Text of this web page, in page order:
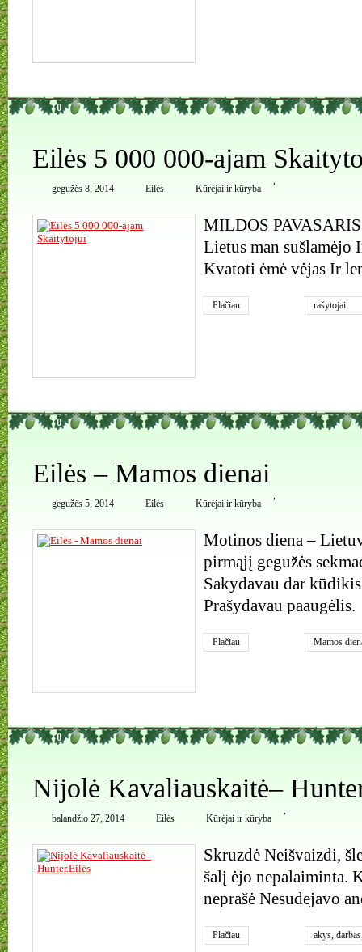
0
Eilės 5 000 000-ajam
gegužės 8, 2014 Eilės
,
Kūrėjai ir kūryba
MILDOS
Lietus man sušlamėjo
Kvatoti ėmė vėjas Ir
Plačiau rašytojai
0
Eilės – Mamos dienai
gegužės 5, 2014 Eilės
,
Kūrėjai ir kūryba
Motinos diena –
pirmąjį gegužės
Sakydavau dar
Prašydavau paaugėlis.
Plačiau Mamos
0
Nijolė Kavaliauskaitė–
balandžio 27, 2014 Eilės
,
Kūrėjai ir kūryba
Skruzdė Neišvaizdi,
šalį ėjo nepalaiminta.
neprašė Nesudejavo
Plačiau akys, darbas